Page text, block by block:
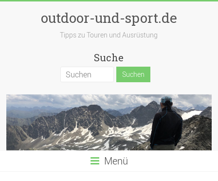
outdoor-und-sport.de
Tipps zu Touren und Ausrüstung
Suche
Menü